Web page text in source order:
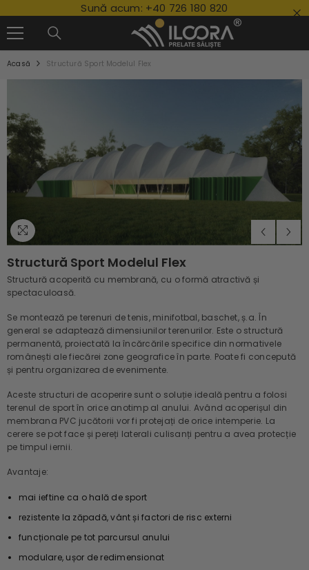
Sună acum: +40 726 180 820
Acasă Structură Sport Modelul Flex
Structură Sport Modelul Flex
Structură acoperită cu membrană, cu o formă atractivă și
spectaculoasă.
Se montează pe terenuri de tenis, minifotbal, baschet, ș.a. În
general se adaptează dimensiunilor terenurilor. Este o structură
permanentă, proiectată la încărcările specifice din normativele
românești ale fiecărei zone geografice în parte. Poate fi concepută
și pentru organizarea de evenimente.
Aceste structuri de acoperire sunt o soluție ideală pentru a folosi
terenul de sport în orice anotimp al anului. Având acoperișul din
membrana PVC jucătorii vor fi protejați de orice intemperie. La
cerere se pot face și pereți laterali culisanți pentru a avea protecție
pe timpul iernii.
Avantaje:
mai ieftine ca o hală de sport
rezistente la zăpadă, vânt și factori de risc externi
funcționale pe tot parcursul anului
modulare, ușor de redimensionat